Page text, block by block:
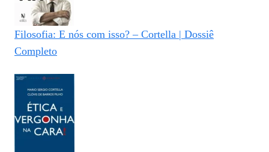
Filosofia: E nós com isso? – Cortella | Dossiê
Completo